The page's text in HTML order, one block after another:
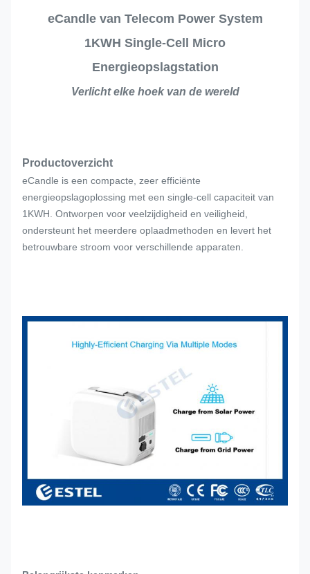
eCandle van Telecom Power System
1KWH Single-Cell Micro
Energieopslagstation
Verlicht elke hoek van de wereld
Productoverzicht
eCandle is een compacte, zeer efficiënte
energieopslagoplossing met een single-cell capaciteit van
1KWH. Ontworpen voor veelzijdigheid en veiligheid,
ondersteunt het meerdere oplaadmethoden en levert het
betrouwbare stroom voor verschillende apparaten.